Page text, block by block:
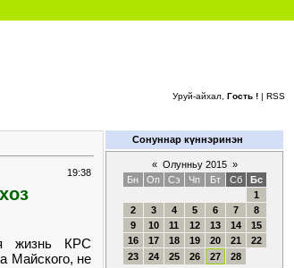
Уруй-айхал, Гость ! | RSS
19:38
жизнь КРС
Майского, не
Сонуннар күннэринэн
« Олунньу 2015 »
Бн
Оп Сэ Чп Бт Сб
Бс
1
2
3 4 5 6 7
8
9
10 11 12 13 14
15
16
17 18 19 20 21
22
23
24 25 26 27 28